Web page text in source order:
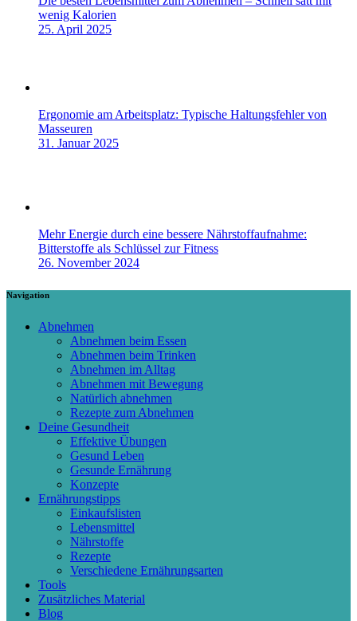
wenig Kalorien
25. April 2025
Ergonomie am Arbeitsplatz: Typische Haltungsfehler von
Masseuren
31. Januar 2025
Mehr Energie durch eine bessere Nährstoffaufnahme:
Bitterstoffe als Schlüssel zur Fitness
26. November 2024
Navigation
Abnehmen
Abnehmen beim Essen
Abnehmen beim Trinken
Abnehmen im Alltag
Abnehmen mit Bewegung
Natürlich abnehmen
Rezepte zum Abnehmen
Deine Gesundheit
Effektive Übungen
Gesund Leben
Gesunde Ernährung
Konzepte
Ernährungstipps
Einkaufslisten
Lebensmittel
Nährstoffe
Rezepte
Verschiedene Ernährungsarten
Tools
Zusätzliches Material
Blog